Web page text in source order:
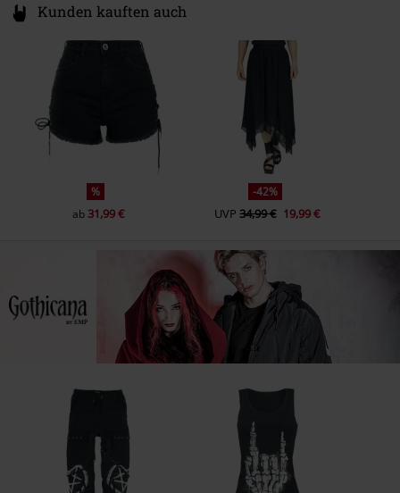
Kunden kauften auch
%
ab31,99 €
-42%
UVP 34,99 € 19,99 €